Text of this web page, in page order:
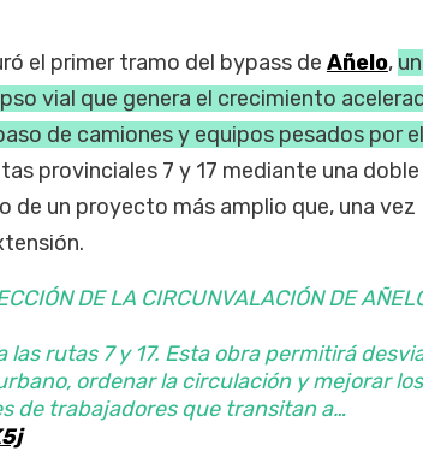
el primer tramo del bypass de Añelo,
vial que genera el crecimiento
de camiones y equipos pesados por
provinciales 7 y 17 mediante una doble
de un proyecto más amplio que, una vez
DE LA CIRCUNVALACIÓN DE
rutas 7 y 17. Esta obra permitirá
ordenar la circulación y mejorar los
de trabajadores que transitan a…